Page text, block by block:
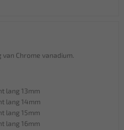
Chrome vanadium.
lang 13mm
lang 14mm
lang 15mm
lang 16mm